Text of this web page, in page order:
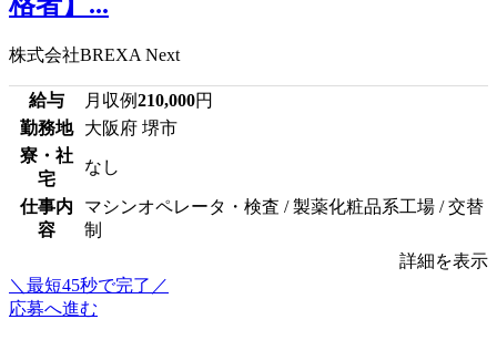
株式会社BREXA Next
給与 月収例210,000円
勤務地
大阪府 堺市
寮・社
宅
なし
仕事内
容
マシンオペレータ・検査 / 製薬化粧品系工場 / 交替
制
詳細を表示
＼最短45秒で完了／
応募へ進む